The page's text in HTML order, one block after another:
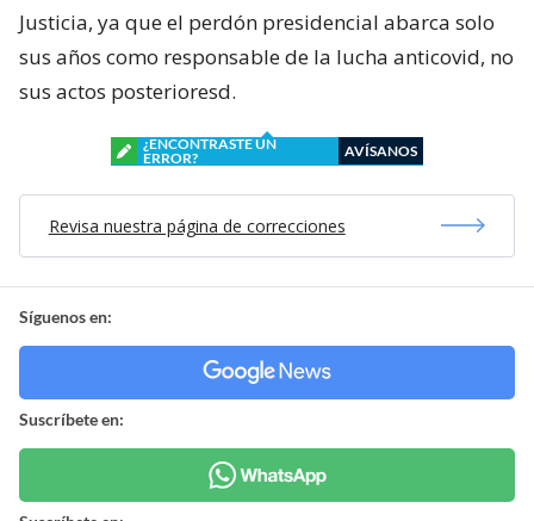
Justicia, ya que el perdón presidencial abarca solo
sus años como responsable de la lucha anticovid, no
sus actos posterioresd.
¿ENCONTRASTE UN
ERROR?
AVÍSANOS
Revisa nuestra página de correcciones
Síguenos en:
Suscríbete en: